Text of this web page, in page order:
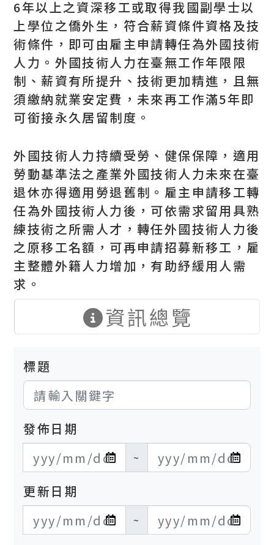
6年以上之資深移工或取得我國副學士以
上學位之僑外生，符合薪資條件資格及技
術條件，即可由雇主申請轉任為外國技術
人力。外國技術人力在臺無工作年限限
制、薪資有所提升、技術更加精進，且無
須繳納就業安定費，未來再工作滿5年即
可銜接永久居留制度。
外國技術人力持續受勞、健保保障，適用
勞動基準法之產業外國技術人力未來在臺
退休亦得適用勞退舊制。雇主申請移工轉
任為外國技術人力後，可依需求留用具熟
練技術之所需人才，轉任外國技術人力後
之原移工名額，可再申請招募新移工，雇
主整體外籍人力增加，有助紓緩用人需
求。
資訊總覽
標題
發佈日期
發布日期開始
~
發布日期結束
更新日期
更新日期開始
~
更新日期結束